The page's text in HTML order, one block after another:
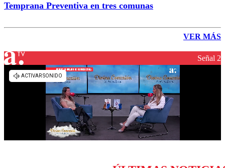
Temprana Preventiva en tres comunas
VER MÁS
Señal 2